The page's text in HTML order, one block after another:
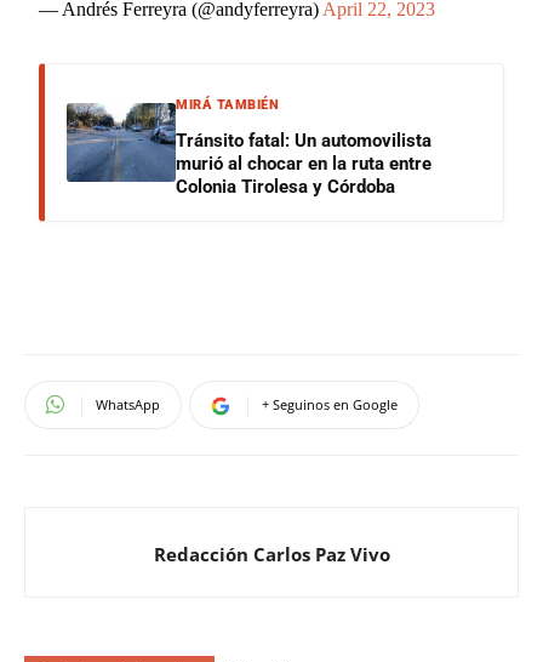
— Andrés Ferreyra (@andyferreyra) April 22, 2023
MIRÁ TAMBIÉN
Tránsito fatal: Un automovilista
murió al chocar en la ruta entre
Colonia Tirolesa y Córdoba
WhatsApp + Seguinos en Google
Redacción Carlos Paz Vivo